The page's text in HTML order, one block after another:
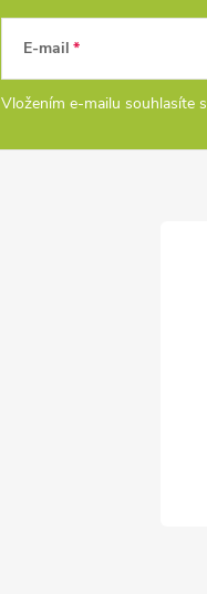
E-mail
Vložením e-mailu souhlasíte s